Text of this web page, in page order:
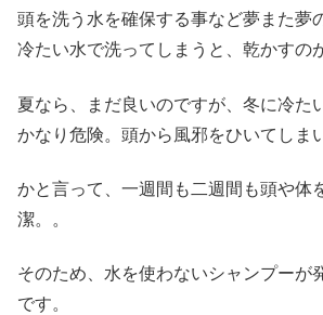
頭を洗う水を確保する事など夢また夢
冷たい水で洗ってしまうと、乾かすの
夏なら、まだ良いのですが、冬に冷た
かなり危険。頭から風邪をひいてしま
かと言って、一週間も二週間も頭や体
潔。。
そのため、水を使わないシャンプーが
です。